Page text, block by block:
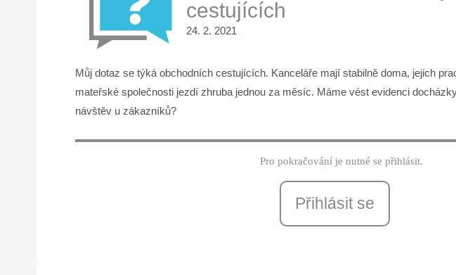
cestujících
24. 2. 2021
Můj dotaz se týká obchodních cestujících. Kanceláře mají stabilně doma, jejich
mateřské společnosti jezdí zhruba jednou za měsíc. Máme vést evidenci
návštěv u zákazníků?
Pro pokračování je nutné se přihlásit.
Přihlásit se